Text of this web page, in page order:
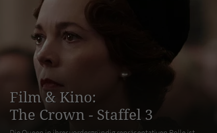
Film & Kino:
The Crown - Staffel 3